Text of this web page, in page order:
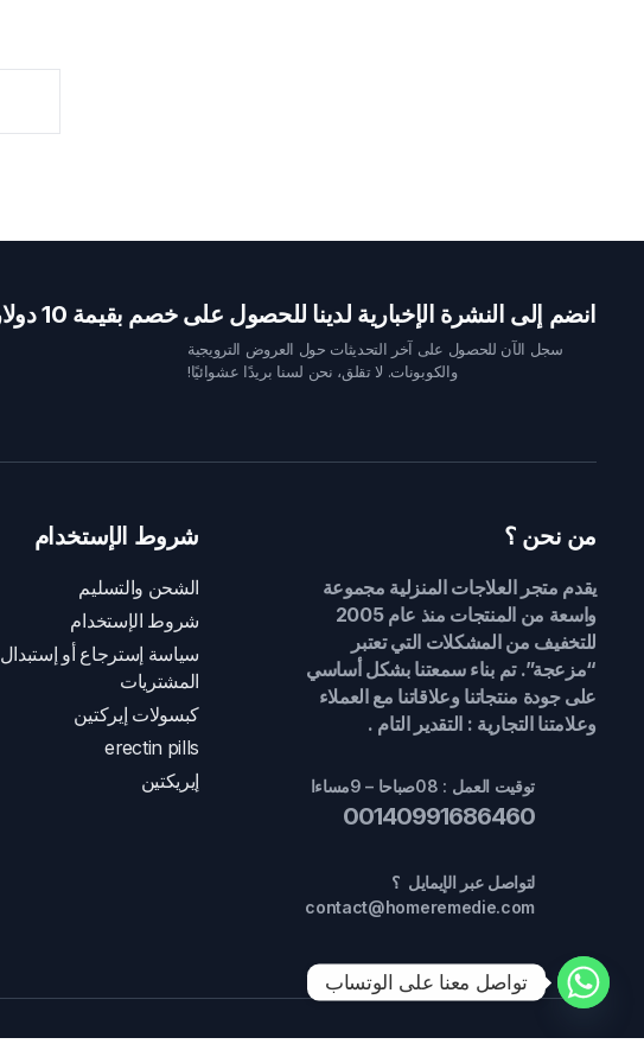
انضم إلى النشرة الإخبارية لدينا للحصول على خصم بقيمة 10 دولار
سجل الآن للحصول على آخر التحديثات حول العروض الترويجية
والكوبونات. لا تقلق، نحن لسنا بريدًا عشوائيًا!
من نحن ؟
يقدم متجر العلاجات المنزلية مجموعة
واسعة من المنتجات منذ عام 2005
للتخفيف من المشكلات التي تعتبر
“مزعجة”. تم بناء سمعتنا بشكل أساسي
على جودة منتجاتنا وعلاقاتنا مع العملاء
وعلامتنا التجارية : التقدير التام .
توقيت العمل : 08صباحا – 9مساءا
00140991686460
لتواصل عبر الإيمايل ؟
contact@homeremedie.com
شروط الإستخدام
الشحن والتسليم
شروط الإستخدام
سياسة إسترجاع أو إستبدال
المشتريات
كبسولات إيركتين
erectin pills
إيريكتين
تواصل معنا على الوتساب